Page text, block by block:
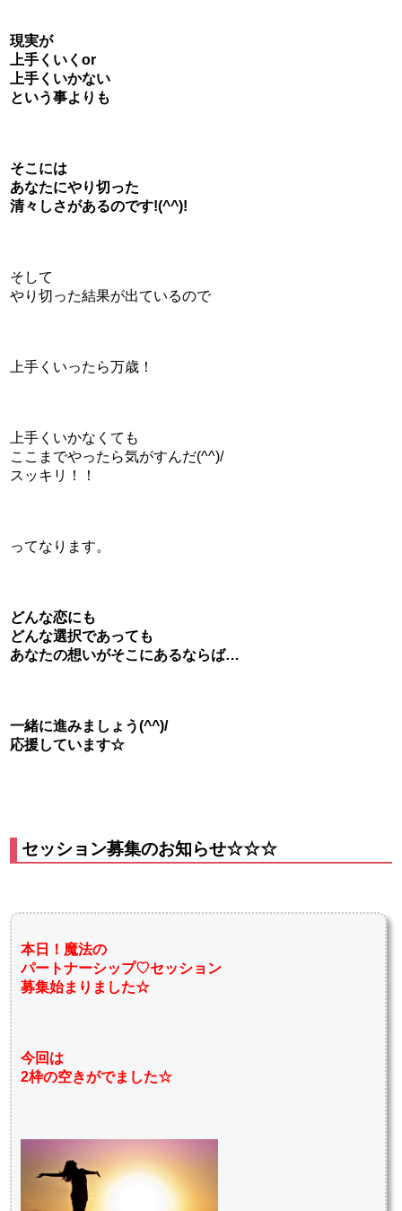
現実が
上手くいくor
上手くいかない
という事よりも
そこには
あなたにやり切った
清々しさがあるのです!(^^)!
そして
やり切った結果が出ているので
上手くいったら万歳！
上手くいかなくても
ここまでやったら気がすんだ(^^)/
スッキリ！！
ってなります。
どんな恋にも
どんな選択であっても
あなたの想いがそこにあるならば…
一緒に進みましょう(^^)/
応援しています☆
セッション募集のお知らせ☆☆☆
本日！魔法の
パートナーシップ♡セッション
募集始まりました☆
今回は
2枠の空きがでました☆